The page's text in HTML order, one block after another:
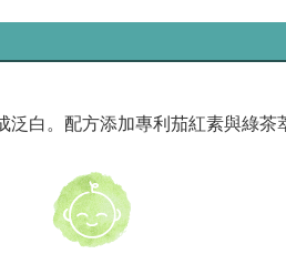
白。配方添加專利茄紅素與綠